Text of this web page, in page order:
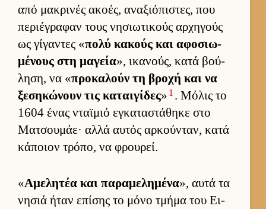
από μακρινές ακοές, αναξιόπιστες, που
περιέγραφαν τους νησιω­τικούς αρ­χηγούς
ως γίγαντες «πολύ κακούς και αφοσιω­
μένους στη μαγεία», ικανούς, κατά βού­
ληση, να «προκαλούν τη βροχή και να
ξεσηκώνουν τις καται­γίδες» 1 . Μόλις το
1604 ένας νταϊμιό εγκαταστάθηκε στο
Ματσου­μάε· αλλά αυ­τός αρ­κού­νταν, κατά
κάποιον τρόπο, να φρου­ρεί.
«Αμελητέα και παραμελημένα», αυτά τα
νησιά ήταν επίσης το μόνο τμήμα του Ει­